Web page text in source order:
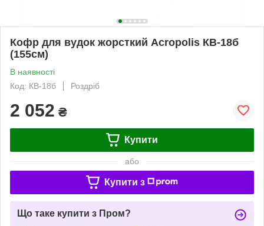
Кофр для вудок жорсткий Acropolis КВ-18б
(155см)
В наявності
Код: КВ-18б
Роздріб
2 052 ₴
Купити
або
Купити з
Що таке купити з Пром?